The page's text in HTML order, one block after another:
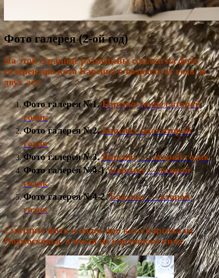
Фото галерея (2-ой год)
На этой странице размещены ссылки на фото
галереи про кота Барсика в возрасте от года до
двух лет.
Фото галерея №1.Барсику пошел второй
годик
Фото галерея №2.Барсику идет второй
годик
Фото галерея №3.Барсику — второй годик
Фото галерея №4-1.Барсику — второй
годик
Фото галерея №4-2.Барсику — второй
годик
Смотрите фото и видео про кота Барсика из
Подмосковья, кликая на картинкам ниже